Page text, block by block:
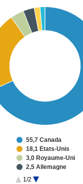
1/2
55,7 Canada
18,1 États-Unis
3,0 Royaume-Uni
2,5 Allemagne
1,3 Japon